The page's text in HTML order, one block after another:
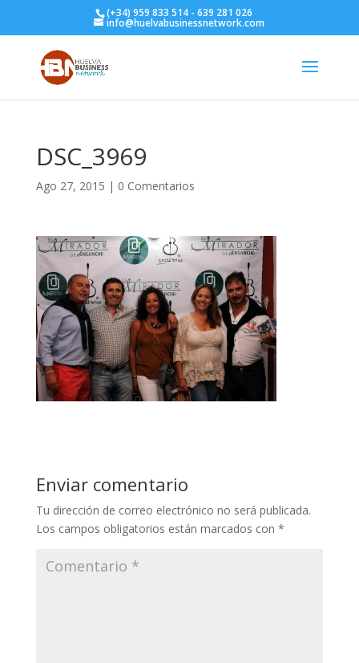
(+34) 959 833 514 - 639 281 026
info@huelvabusinessnetwork.com
DSC_3969
Ago 27, 2015 | 0 Comentarios
Enviar comentario
Tu dirección de correo electrónico no será publicada.
Los campos obligatorios están marcados con *